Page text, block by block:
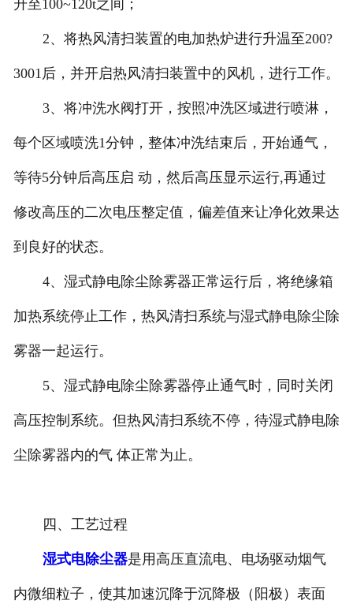
升至100~120t之间；
2、将热风清扫装置的电加热炉进行升温至200?
3001后，并开启热风清扫装置中的风机，进行工作。
3、将冲洗水阀打开，按照冲洗区域进行喷淋，
每个区域喷洗1分钟，整体冲洗结束后，开始通气，
等待5分钟后高压启 动，然后高压显示运行,再通过
修改高压的二次电压整定值，偏差值来让净化效果达
到良好的状态。
4、湿式静电除尘除雾器正常运行后，将绝缘箱
加热系统停止工作，热风清扫系统与湿式静电除尘除
雾器一起运行。
5、湿式静电除尘除雾器停止通气时，同时关闭
高压控制系统。但热风清扫系统不停，待湿式静电除
尘除雾器内的气 体正常为止。
四、工艺过程
湿式电除尘器是用高压直流电、电场驱动烟气
内微细粒子，使其加速沉降于沉降极（阳极）表面